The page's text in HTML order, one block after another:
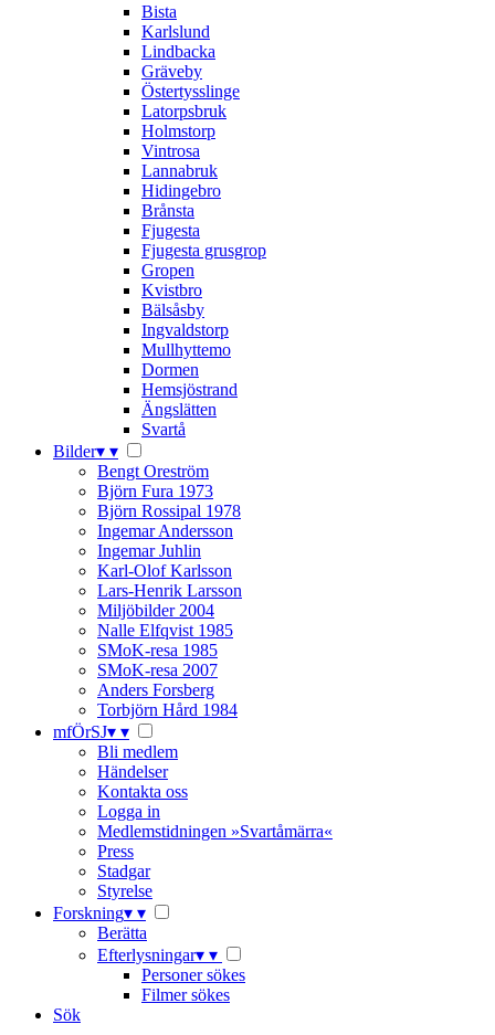
Bista
Karlslund
Lindbacka
Gräveby
Östertysslinge
Latorpsbruk
Holmstorp
Vintrosa
Lannabruk
Hidingebro
Brånsta
Fjugesta
Fjugesta grusgrop
Gropen
Kvistbro
Bälsåsby
Ingvaldstorp
Mullhyttemo
Dormen
Hemsjöstrand
Ängslätten
Svartå
Bilder▾ ▾
Bengt Oreström
Björn Fura 1973
Björn Rossipal 1978
Ingemar Andersson
Ingemar Juhlin
Karl-Olof Karlsson
Lars-Henrik Larsson
Miljöbilder 2004
Nalle Elfqvist 1985
SMoK-resa 1985
SMoK-resa 2007
Anders Forsberg
Torbjörn Hård 1984
mfÖrSJ▾ ▾
Bli medlem
Händelser
Kontakta oss
Logga in
Medlemstidningen »Svartåmärra«
Press
Stadgar
Styrelse
Forskning▾ ▾
Berätta
Efterlysningar▾ ▾
Personer sökes
Filmer sökes
Sök